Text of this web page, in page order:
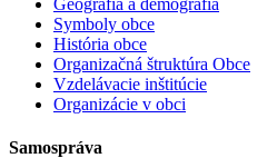
Symboly obce
História obce
Organizačná štruktúra Obce
Vzdelávacie inštitúcie
Organizácie v obci
Samospráva